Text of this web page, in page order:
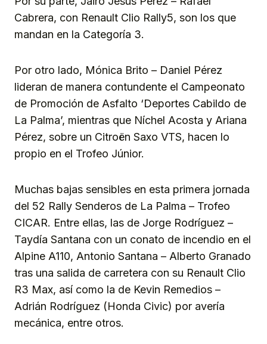
Cabrera, con Renault Clio Rally5, son los que
mandan en la Categoría 3.
Por otro lado, Mónica Brito – Daniel Pérez
lideran de manera contundente el Campeonato
de Promoción de Asfalto ‘Deportes Cabildo de
La Palma’, mientras que Níchel Acosta y Ariana
Pérez, sobre un Citroën Saxo VTS, hacen lo
propio en el Trofeo Júnior.
Muchas bajas sensibles en esta primera jornada
del 52 Rally Senderos de La Palma – Trofeo
CICAR. Entre ellas, las de Jorge Rodríguez –
Taydía Santana con un conato de incendio en el
Alpine A110, Antonio Santana – Alberto Granado
tras una salida de carretera con su Renault Clio
R3 Max, así como la de Kevin Remedios –
Adrián Rodríguez (Honda Civic) por avería
mecánica, entre otros.